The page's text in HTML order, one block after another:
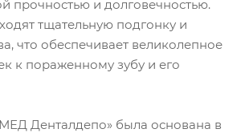
прочностью и долговечностью.
тщательную подгонку и
что обеспечивает великолепное
к пораженному зубу и его
Денталдепо» была основана в